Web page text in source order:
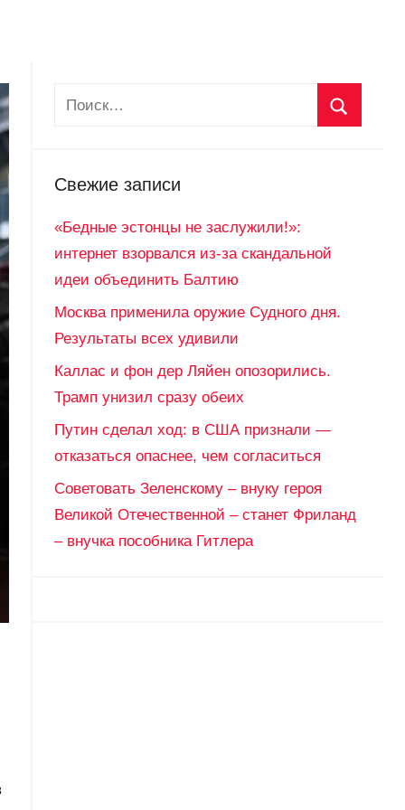
Свежие записи
«Бедные эстонцы не заслужили!»:
интернет взорвался из-за скандальной
идеи объединить Балтию
Москва применила оружие Судного дня.
Результаты всех удивили
Каллас и фон дер Ляйен опозорились.
Трамп унизил сразу обеих
Путин сделал ход: в США признали —
отказаться опаснее, чем согласиться
Советовать Зеленскому – внуку героя
Великой Отечественной – станет Фриланд
– внучка пособника Гитлера